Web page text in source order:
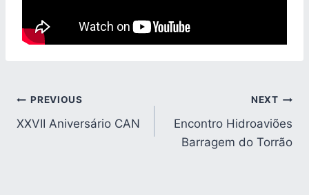
Navegação
de
PREVIOUS
XXVII Aniversário CAN
NEXT
Encontro Hidroaviões
Barragem do Torrão